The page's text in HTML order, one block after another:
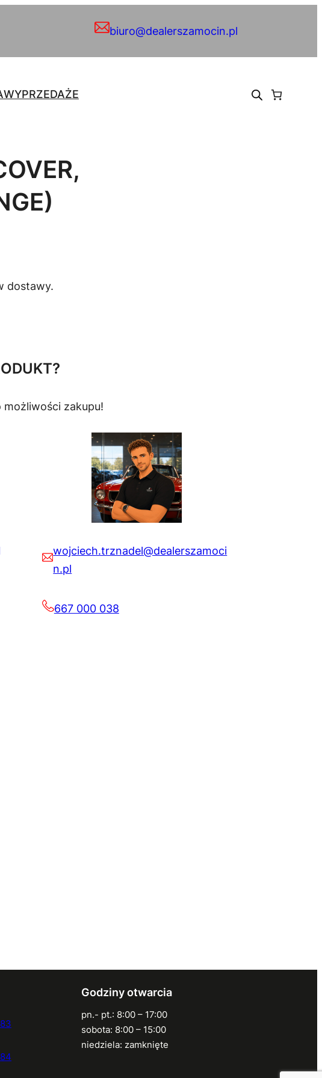
biuro@dealerszamocin.pl
WYPRZEDAŻE
dostawy.
zakupu!
wojciech.trznadel@dealerszamoci
n.pl
667 000 038
Godziny otwarcia
pn.- pt.: 8:00 – 17:00
sobota: 8:00 – 15:00
niedziela: zamknięte